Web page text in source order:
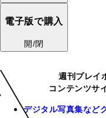
電子版で購入
開/閉
週刊プレイ
コンテンツサ
デジタル写真集など